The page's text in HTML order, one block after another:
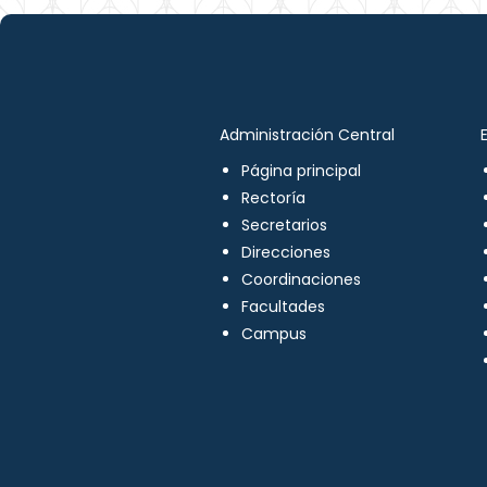
Administración Central
Página principal
Rectoría
Secretarios
Direcciones
Coordinaciones
Facultades
Campus